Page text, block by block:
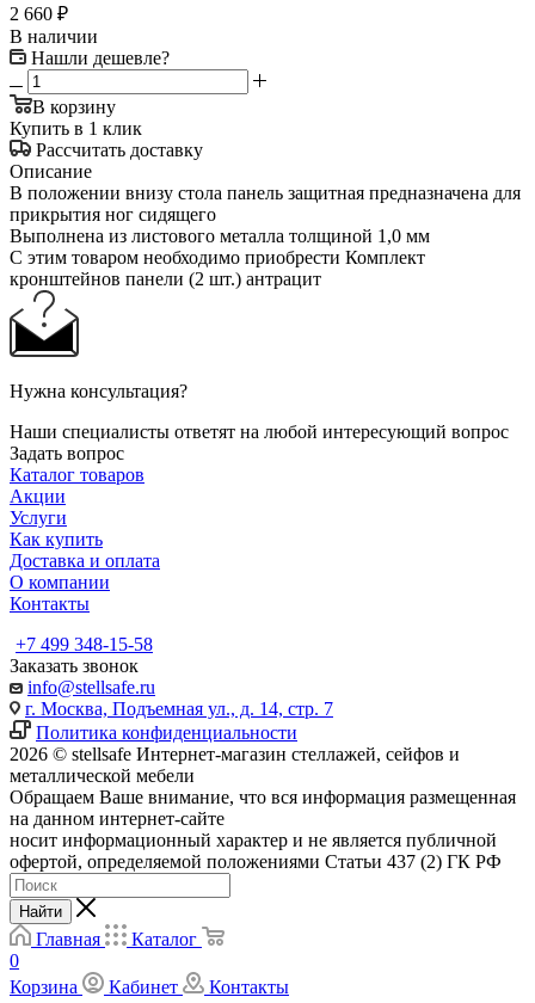
2 660 ₽
В наличии
Нашли дешевле?
В корзину
Купить в 1 клик
Рассчитать доставку
Описание
В положении внизу стола панель защитная предназначена для
прикрытия ног сидящего
Выполнена из листового металла толщиной 1,0 мм
С этим товаром необходимо приобрести Комплект
кронштейнов панели (2 шт.) антрацит
Нужна консультация?
Наши специалисты ответят на любой интересующий вопрос
Задать вопрос
Каталог товаров
Акции
Услуги
Как купить
Доставка и оплата
О компании
Контакты
+7 499 348-15-58
Заказать звонок
info@stellsafe.ru
г. Москва, Подъемная ул., д. 14, стр. 7
Политика конфиденциальности
2026 © stellsafe Интернет-магазин стеллажей, сейфов и
металлической мебели
Обращаем Ваше внимание, что вся информация размещенная
на данном интернет-сайте
носит информационный характер и не является публичной
офертой, определяемой положениями Статьи 437 (2) ГК РФ
Найти
Главная
Каталог
0
Корзина
Кабинет Контакты